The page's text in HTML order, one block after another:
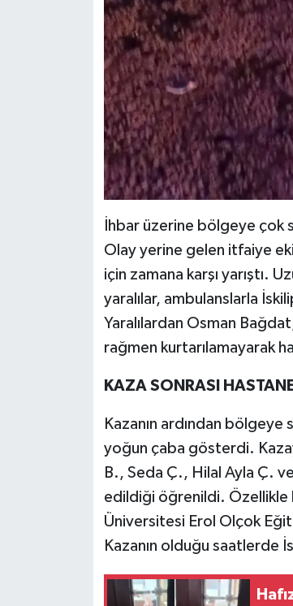
İhbar üzerine bölgeye çok
Olay yerine gelen itfaiye
için zamana karşı yarıştı.
yaralılar, ambulanslarla
Yaralılardan Osman
rağmen kurtarılamayarak
KAZA SONRASI
Kazanın ardından
yoğun çaba gösterdi.
B., Seda Ç., Hilal Ayla Ç.
edildiği öğrenildi. Özellikle
Üniversitesi Erol Olçok
Kazanın olduğu saatlerde